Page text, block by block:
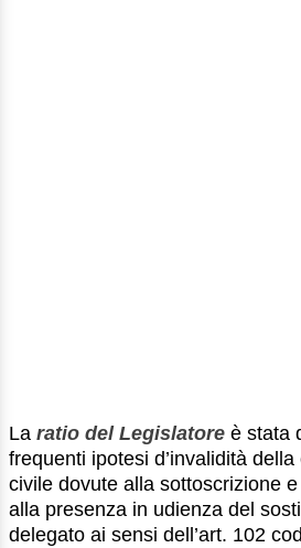
La ratio del Legislatore è stata
frequenti ipotesi d’invalidità
civile dovute alla sottoscrizione
alla presenza in udienza del
delegato ai sensi dell’art. 102